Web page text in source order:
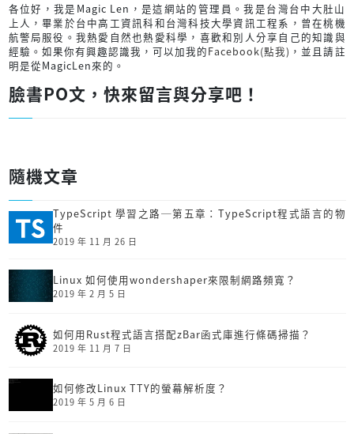
各位好，我是Magic Len，是這網站的管理員。我是台灣台中大肚山
上人，畢業於台中高工資訊科和台灣科技大學資訊工程系，曾在桃機
航警局服役。我熱愛自然也熱愛科學，喜歡和別人分享自己的知識與
經驗。如果你有興趣認識我，可以加我的Facebook(點我) ，並且請註
明是從MagicLen來的。
臉書PO文，快來留言與分享吧！
隨機文章
TypeScript 學習之路─第五章：TypeScript程式語言的物
件
2019 年 11 月 26 日
Linux 如何使用wondershaper來限制網路頻寬？
2019 年 2 月 5 日
如何用Rust程式語言搭配zBar函式庫進行條碼掃描？
2019 年 11 月 7 日
如何修改Linux TTY的螢幕解析度？
2019 年 5 月 6 日